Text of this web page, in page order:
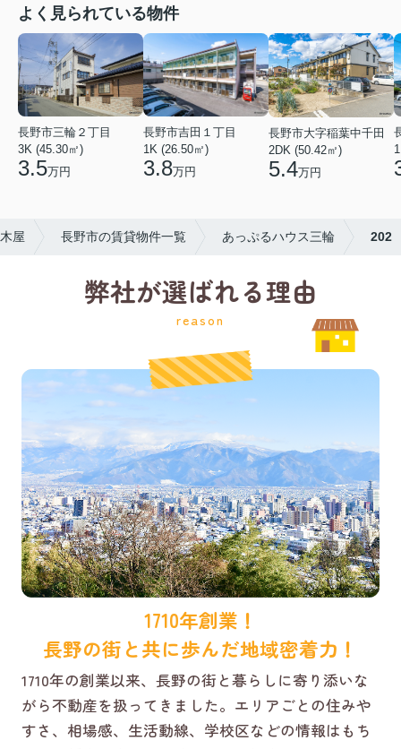
よく見られている物件
長野市三輪２丁目
3K (45.30㎡)
3.5万円
長野市吉田１丁目
1K (26.50㎡)
3.8万円
長野市大字稲葉中千田
2DK (50.42㎡)
5.4万円
屋 長野市の賃貸物件一覧 あっぷるハウス三輪 202
弊社が選ばれる理由
reason
1710年創業！
長野の街と共に歩んだ地域密着力！
1710年の創業以来、長野の街と暮らしに寄り添いな
がら不動産を扱ってきました。エリアごとの住みや
すさ、相場感、生活動線、学校区などの情報はもち